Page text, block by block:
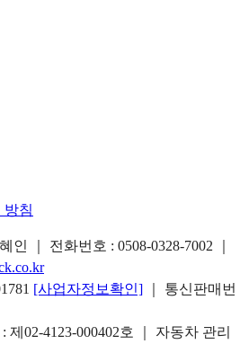
방침
인 ｜ 전화번호 : 0508-0328-7002
[사업자정보확인]
｜ 통신판매번
02-4123-000402호 ｜ 자동차 관리